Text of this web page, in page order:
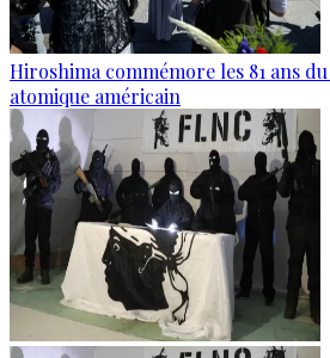
Hiroshima commémore les 81 ans
atomique américain